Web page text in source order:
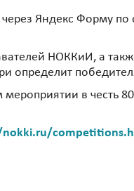
Яндекс Форму по
НОККиИ, а
определит
в честь